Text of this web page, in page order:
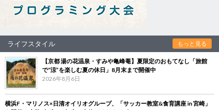
ライフスタイル もっと見る
【京都 湯の花温泉・すみや亀峰菴】夏限定のおもてなし「旅館
で“涼”を楽しむ夏の休日」8月末まで開催中
2026年8月6日
横浜F・マリノス×日清オイリオグループ、「サッカー教室&食育講座 in 宮崎」